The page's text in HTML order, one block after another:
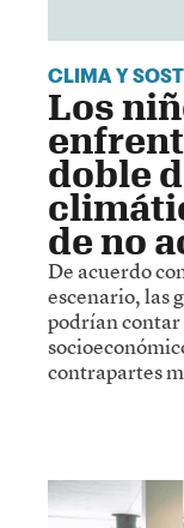
CLIMA Y
Los
doble
de no
De acuerdo
escenario, las
podrían contar
contrapartes